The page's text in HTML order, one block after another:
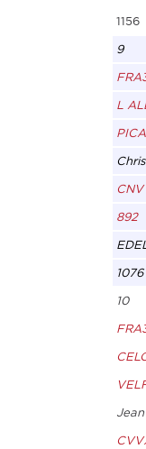
1156
9
L
CNV
892
1076
10